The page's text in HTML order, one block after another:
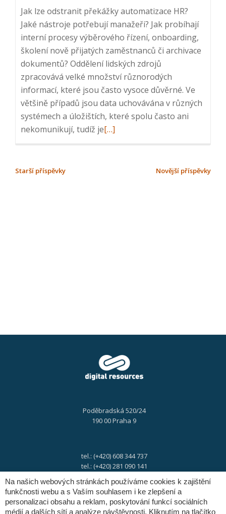
10:00
–
10:20
Jak lze odstranit překážky automatizace HR?
Jaké nástroje potřebují manažeři? Jak probíhají
interní procesy výběrového řízení, onboarding,
školení nově přijatých zaměstnanců či archivace
dokumentů? Oddělení lidských zdrojů
zpracovává velké množství různorodých
informací, které jsou často vysoce důvěrné. Ve
většině případů jsou data uchovávána v různých
systémech a úložištích, které spolu často ani
nekomunikují, tudíž jeRead
[…]
NAVIGACE
Starší příspěvky Novější příspěvky
Poděbradská 520/24
190 00 Praha 9
tel.: (+420) 608 344 737
tel.: (+420) 281 090 141
e-mail:info@digres.cz
Na našich webových stránkách používáme cookies k zajištění
funkčnosti webu a s Vaším souhlasem i ke zlepšení a
personalizaci obsahu a reklam, poskytování funkcí sociálních
médií a dalších sítí a analýze návštěvnosti. Kliknutím na tlačítko